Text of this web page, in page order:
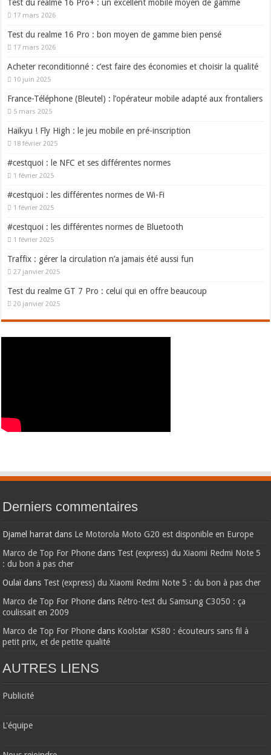
Test du realme 16 Pro+ : un excellent mobile moyen de gamme
17 mars 2026
Test du realme 16 Pro : bon moyen de gamme bien pensé
17 mars 2026
Acheter reconditionné : c’est faire des économies et choisir la qualité
10 juin 2025
France-Téléphone (Bleutel) : l’opérateur mobile adapté aux frontaliers
5 mars 2025
Haikyu ! Fly High : le jeu mobile en pré-inscription
18 février 2025
#cestquoi : le NFC et ses différentes normes
1 février 2025
#cestquoi : les différentes normes de Wi-Fi
1 février 2025
#cestquoi : les différentes normes de Bluetooth
1 février 2025
Traffix : gérer la circulation n’a jamais été aussi fun
27 janvier 2025
Test du realme GT 7 Pro : celui qui en offre beaucoup
20 janvier 2025
Derniers commentaires
Djamel harrat dans Le Motorola Moto G20 est disponible en Europe
Marco de Top For Phone dans Test (express) du Xiaomi Redmi Note 5
: du bon à pas cher
Oulaïdans Test (express) du Xiaomi Redmi Note 5 : du bon à pas cher
Marco de Top For Phone dans Rétro-test du Samsung C3050 : ça
coulissait en 2009
Marco de Top For Phone dans Koolstar KS80 : écouteurs sans fil à
petit prix, et de petite qualité
AUTRES LIENS
Publicité
L'équipe